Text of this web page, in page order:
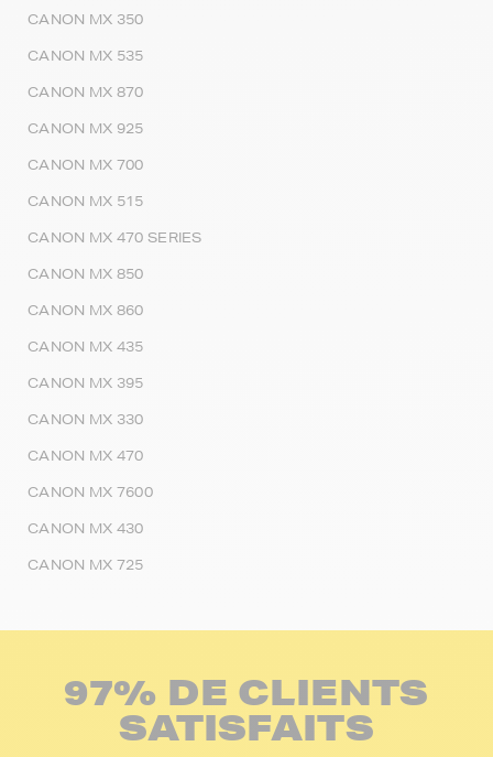
CANON MX 350
CANON MX 535
CANON MX 870
CANON MX 925
CANON MX 700
CANON MX 515
CANON MX 470 SERIES
CANON MX 850
CANON MX 860
CANON MX 435
CANON MX 395
CANON MX 330
CANON MX 470
CANON MX 7600
CANON MX 430
CANON MX 725
97% DE CLIENTS
SATISFAITS